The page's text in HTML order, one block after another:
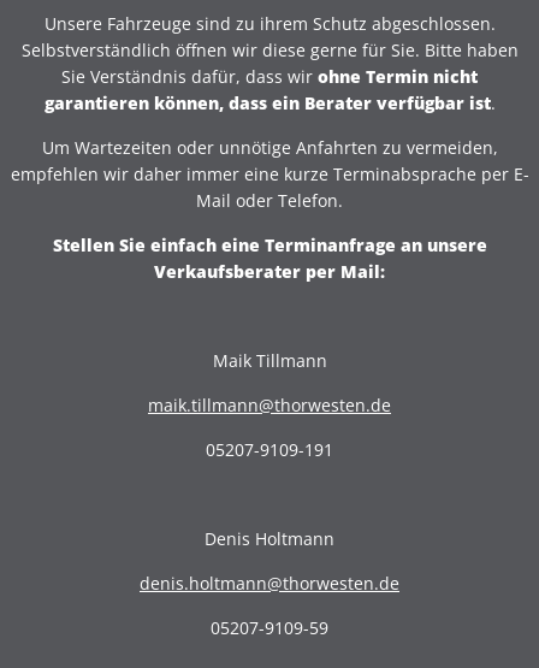
Unsere Fahrzeuge sind zu ihrem Schutz abgeschlossen.
Selbstverständlich öffnen wir diese gerne für Sie. Bitte haben
Sie Verständnis dafür, dass wir ohne Termin nicht
garantieren können, dass ein Berater verfügbar ist.
Um Wartezeiten oder unnötige Anfahrten zu vermeiden,
empfehlen wir daher immer eine kurze Terminabsprache per E-
Mail oder Telefon.
Stellen Sie einfach eine Terminanfrage an unsere
Verkaufsberater per Mail:
Maik Tillmann
maik.tillmann@thorwesten.de
05207-9109-191
Denis Holtmann
denis.holtmann@thorwesten.de
05207-9109-59